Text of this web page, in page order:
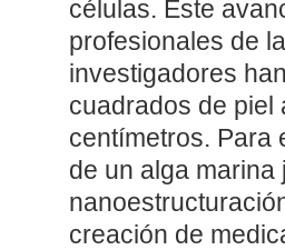
células. Este
profesionales de
investigadores
cuadrados de piel
centímetros. Para
de un alga
creación de